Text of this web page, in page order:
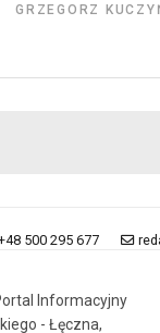
GRZEGORZ
500 295 677
Informacyjny
- Łęczna,